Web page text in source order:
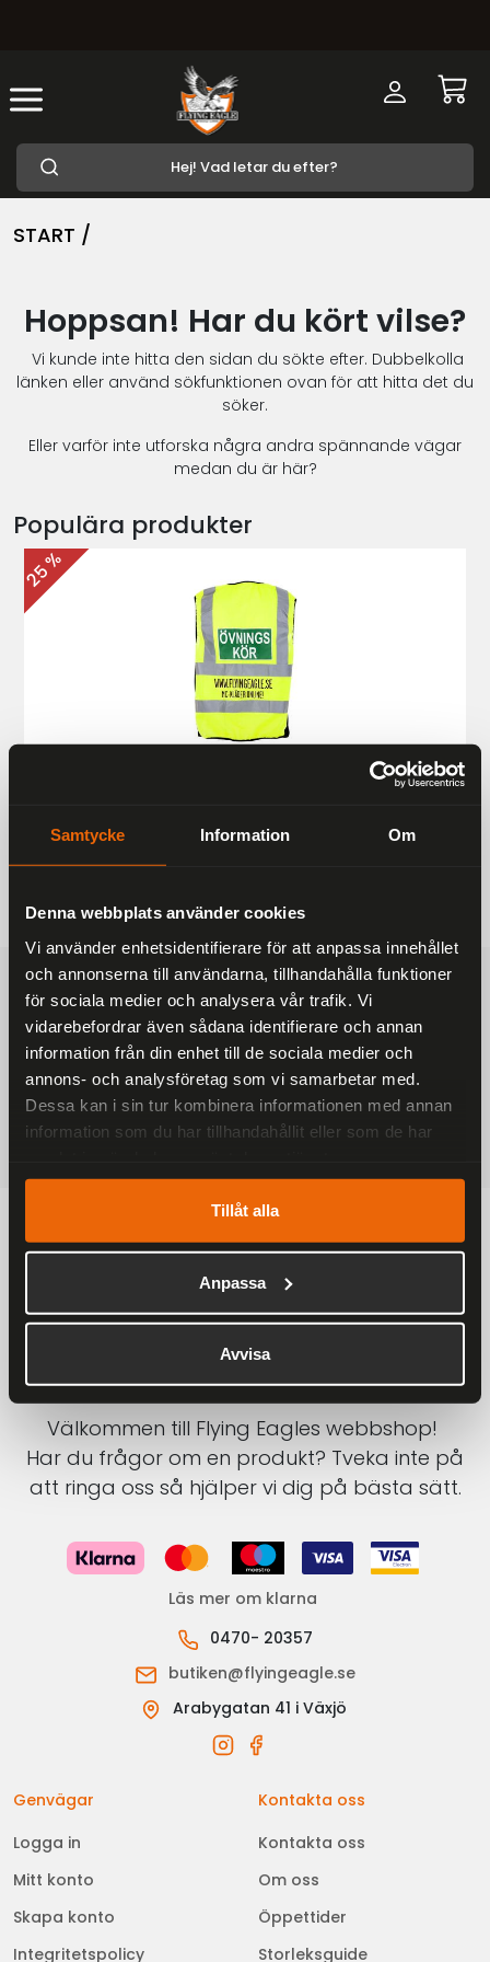
Samtycke Information Om
Denna webbplats använder cookies
Vi använder enhetsidentifierare för att anpassa innehållet
och annonserna till användarna, tillhandahålla funktioner
för sociala medier och analysera vår trafik. Vi
vidarebefordrar även sådana identifierare och annan
information från din enhet till de sociala medier och
annons- och analysföretag som vi samarbetar med.
Dessa kan i sin tur kombinera informationen med annan
information som du har tillhandahållit eller som de har
Tillåt alla
Anpassa
Avvisa
START /
Hoppsan! Har du kört vilse?
Vi kunde inte hitta den sidan du sökte efter. Dubbelkolla
länken eller använd sökfunktionen ovan för att hitta det du
söker.
Eller varför inte utforska några andra spännande vägar
medan du är här?
Populära produkter
25 %
187 kr
249 kr
FRAKTFRITT
På alla ordrar över 2000 kr
1-3 DAGAR LEVERANS
Inom Sverige med DHL
SÄKRA BETALNINGAR
Betalkort, Klarna eller Swish
Välkommen till Flying Eagles webbshop!
Har du frågor om en produkt? Tveka inte på
att ringa oss så hjälper vi dig på bästa sätt.
Läs mer om klarna
0470- 20357
butiken@flyingeagle.se
Arabygatan 41 i Växjö
Genvägar
Logga in
Mitt konto
Skapa konto
Integritetspolicy
Kontakta oss
Kontakta oss
Om oss
Öppettider
Storleksguide